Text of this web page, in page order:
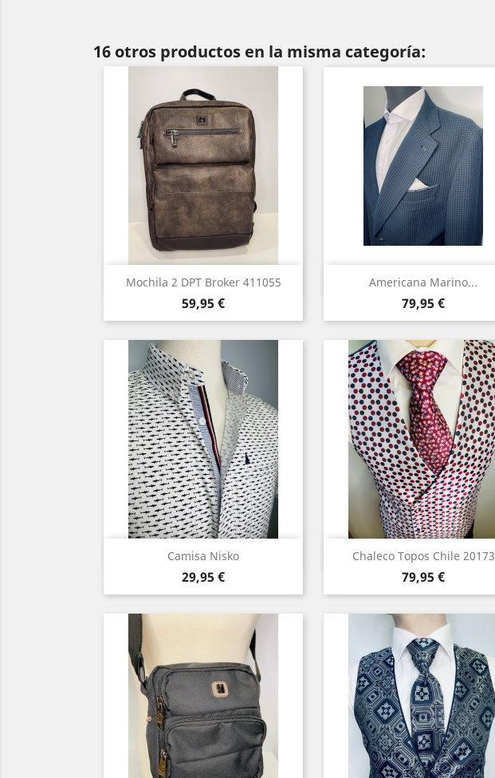
16 otros productos en la misma categoría:
Mochila 2 DPT Broker 411055
Precio
59,95 €
Vista rápida Americana Marino...
Precio
79,95 €
Vista rápida
Azul
Camisa Nisko
Precio
29,95 €
Vista rápida
BlancoAzul
Chaleco Topos Chile 20173
Precio
79,95 €
Vista rápida